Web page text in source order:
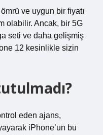
ve uygun bir fiyatı
olabilir. Ancak, bir 5G
seti ve daha gelişmiş
12 kesinlikle sizin
eden ajans,
iPhone’un bu